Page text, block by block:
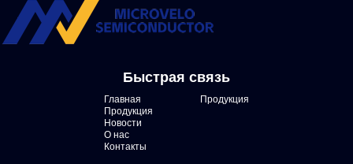
Быстрая связь
Главная
Продукция
Новости
О нас
Контакты
Продукция